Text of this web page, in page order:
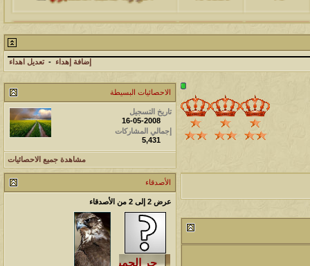
مشاركات المشاهدات آخر مشاركة
المشاهدات
آخر مشاركة
177562 آخر رد:محمد الخضيري
مشاركات المشاهدات
آخر مشاركة
آخر رد:محمد الخضيري
24
212757 آخر رد:محمد الخضيري
المشاهدات
آخر مشاركة
آخر رد: محمد الخضيري
إضافة إهداء - تعديل اهداء
الاحصائيات البسيطة
تاريخ التسجيل
16-05-2008
إجمالي المشاركات
5,431
مشاهدة جميع الاحصائيات
الأصدقاء
عرض 2 إلى 2 من الأصدقاء